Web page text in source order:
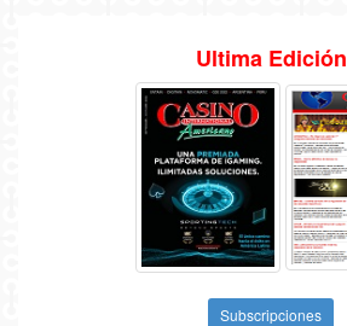
Ultima Edición
Subscripciones